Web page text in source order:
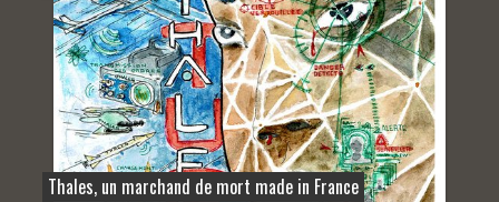
Thales, un marchand de mort made in France